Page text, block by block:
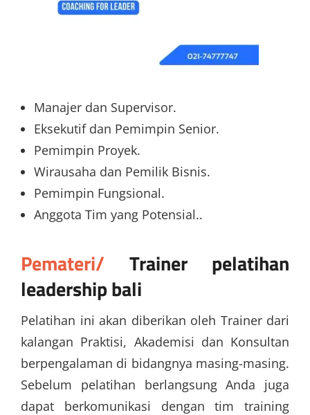
Manajer dan Supervisor.
Eksekutif dan Pemimpin Senior.
Pemimpin Proyek.
Wirausaha dan Pemilik Bisnis.
Pemimpin Fungsional.
Anggota Tim yang Potensial..
Pemateri/ Trainer pelatihan
leadership bali
Pelatihan ini akan diberikan oleh Trainer dari
kalangan Praktisi, Akademisi dan Konsultan
berpengalaman di bidangnya masing-masing.
Sebelum pelatihan berlangsung Anda juga
dapat berkomunikasi dengan tim training